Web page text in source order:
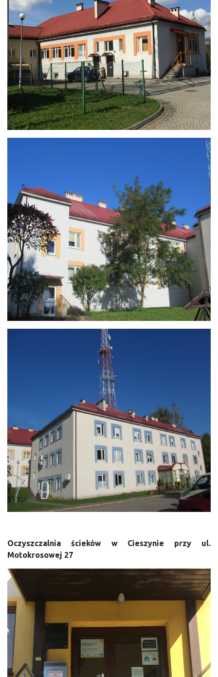
Oczyszczalnia ścieków w Cieszynie przy ul.
Motokrosowej 27